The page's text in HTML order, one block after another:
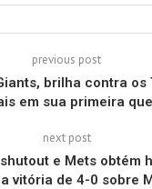
previous post
brilha contra os
em sua primeira
next post
e Mets obtém
vitória de 4-0 sobre